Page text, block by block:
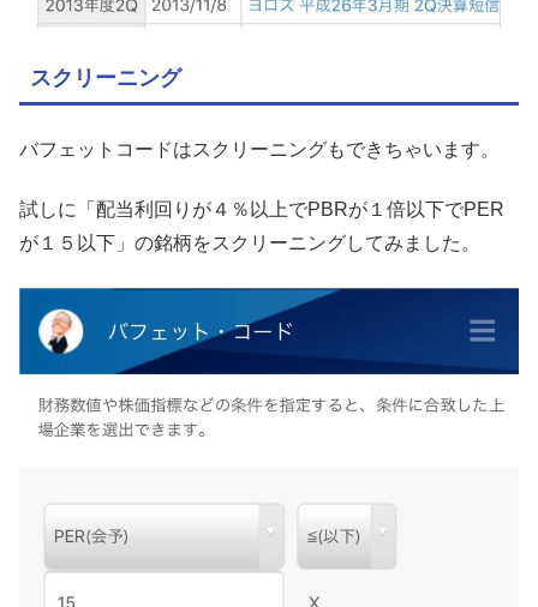
スクリーニング
バフェットコードはスクリーニングもできちゃいます。
試しに「配当利回りが４％以上でPBRが１倍以下でPER
が１５以下」の銘柄をスクリーニングしてみました。